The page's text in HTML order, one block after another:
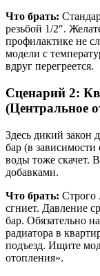
Что брать:
резьбой 1/2″.
профилактике не
модели с
вдруг перегреется.
Сценарий 2:
(Центральное
Здесь дикий закон
бар (в
воды тоже скачет.
добавками.
Что брать: Строго
сгниет. Давление
бар. Обязательно
радиатора в
подъезд. Ищите
отопления».